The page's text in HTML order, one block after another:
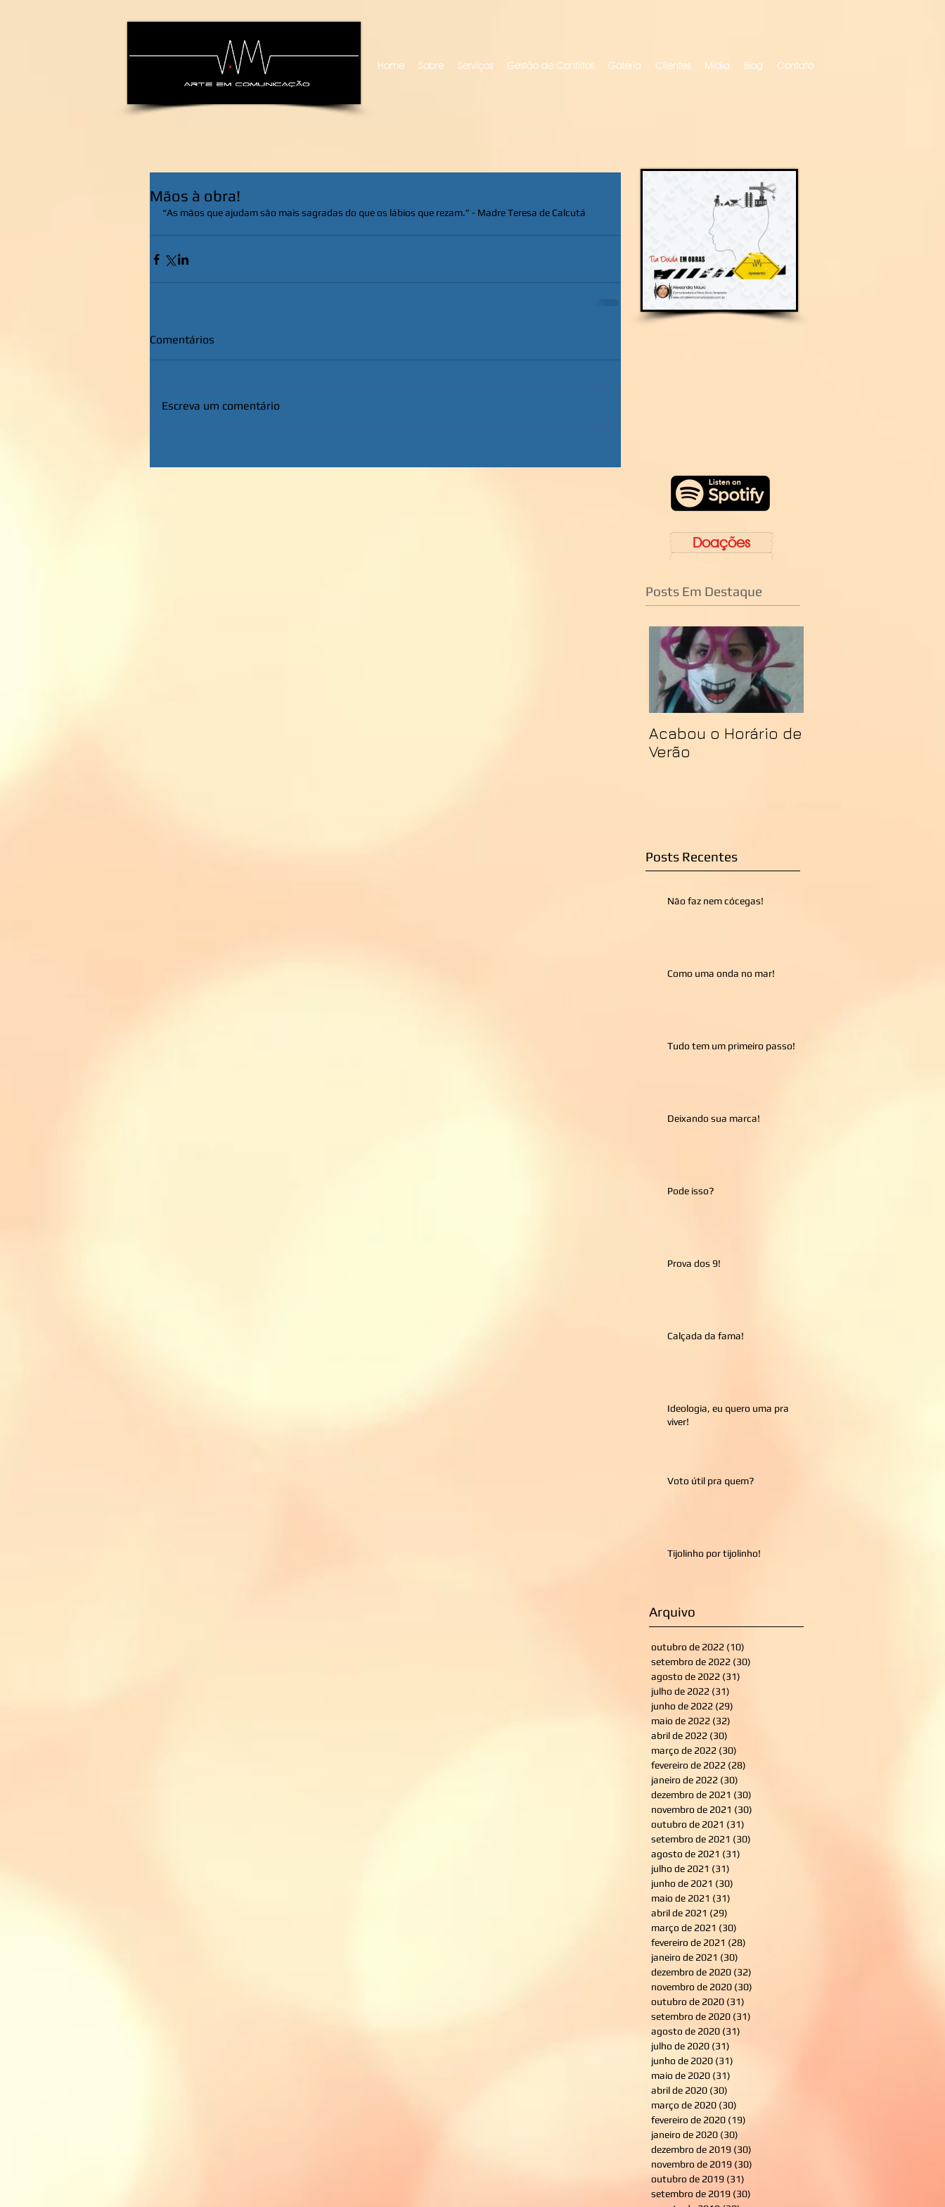
Home Sobre Serviços Gestão de Conflitos Galeria Clientes Mídia Blog Contato
Mãos à obra!
“As mãos que ajudam são mais sagradas do que os lábios que rezam.” - Madre Teresa de Calcutá
Comentários
Escreva um comentário
Doações
Posts Em Destaque
Acabou o Horário de
Verão
Posts Recentes
Não faz nem cócegas!
Como uma onda no mar!
Tudo tem um primeiro passo!
Deixando sua marca!
Pode isso?
Prova dos 9!
Calçada da fama!
Ideologia, eu quero uma pra
viver!
Voto útil pra quem?
Tijolinho por tijolinho!
Arquivo
outubro de 2022 (10)
setembro de 2022 (30)
agosto de 2022 (31)
julho de 2022 (31)
junho de 2022 (29)
maio de 2022 (32)
abril de 2022 (30)
março de 2022 (30)
fevereiro de 2022 (28)
janeiro de 2022 (30)
dezembro de 2021 (30)
novembro de 2021 (30)
outubro de 2021 (31)
setembro de 2021 (30)
agosto de 2021 (31)
julho de 2021 (31)
junho de 2021 (30)
maio de 2021 (31)
abril de 2021 (29)
março de 2021 (30)
fevereiro de 2021 (28)
janeiro de 2021 (30)
dezembro de 2020 (32)
novembro de 2020 (30)
outubro de 2020 (31)
setembro de 2020 (31)
agosto de 2020 (31)
julho de 2020 (31)
junho de 2020 (31)
maio de 2020 (31)
abril de 2020 (30)
março de 2020 (30)
fevereiro de 2020 (19)
janeiro de 2020 (30)
dezembro de 2019 (30)
novembro de 2019 (30)
outubro de 2019 (31)
setembro de 2019 (30)